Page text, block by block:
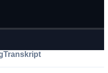
Transkript